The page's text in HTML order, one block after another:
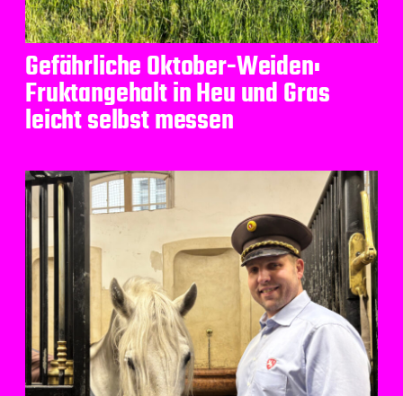
Gefährliche Oktober-Weiden:
Fruktangehalt in Heu und Gras
leicht selbst messen